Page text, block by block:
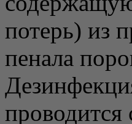
потерь) из
пенала